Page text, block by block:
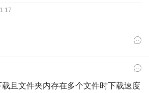
且文件夹内存在多个文件时下载速度